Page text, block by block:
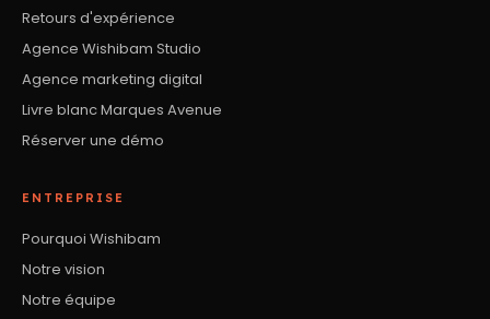
Retours d'expérience
Agence Wishibam Studio
Agence marketing digital
Livre blanc Marques Avenue
Réserver une démo
ENTREPRISE
Pourquoi Wishibam
Notre vision
Notre équipe